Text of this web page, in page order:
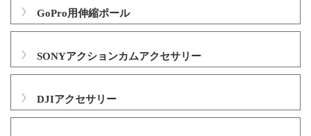
GoPro用伸縮ポール
SONYアクションカムアクセサリー
DJIアクセサリー